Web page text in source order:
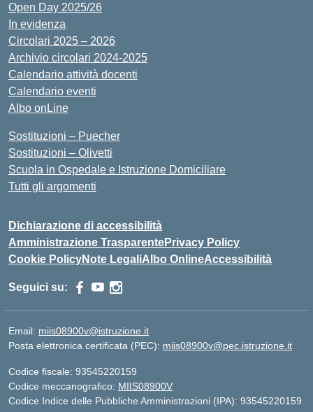
Open Day 2025/26
In evidenza
Circolari 2025 – 2026
Archivio circolari 2024-2025
Calendario attività docenti
Calendario eventi
Albo onLine
Sostituzioni – Puecher
Sostituzioni – Olivetti
Scuola in Ospedale e Istruzione Domiciliare
Tutti gli argomenti
Dichiarazione di accessibilità
Amministrazione TrasparentePrivacy Policy
Cookie PolicyNote LegaliAlbo OnlineAccessibilità
Seguici su:
Email: miis08900v@istruzione.it
Posta elettronica certificata (PEC): miis08900v@pec.istruzione.it
Codice fiscale: 93545220159
Codice meccanografico: MIIS08900V
Codice Indice delle Pubbliche Amministrazioni (IPA): 93545220159